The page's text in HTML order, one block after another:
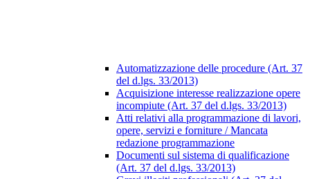
Automatizzazione delle procedure (Art. 37
del d.lgs. 33/2013)
Acquisizione interesse realizzazione opere
incompiute (Art. 37 del d.lgs. 33/2013)
Atti relativi alla programmazione di lavori,
opere, servizi e forniture / Mancata
redazione programmazione
Documenti sul sistema di qualificazione
(Art. 37 del d.lgs. 33/2013)